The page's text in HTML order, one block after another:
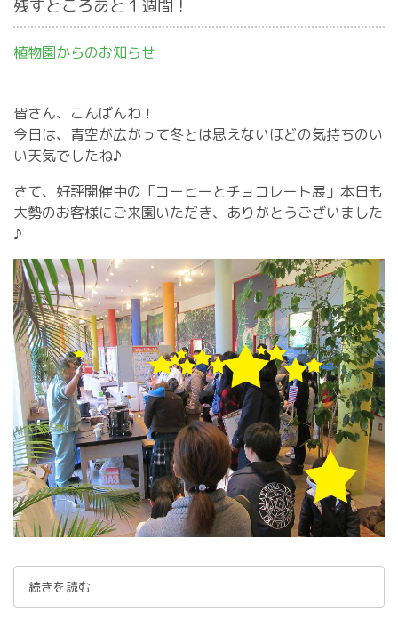
残すところあと１週間！
植物園からのお知らせ
皆さん、こんばんわ！
今日は、青空が広がって冬とは思えないほどの気持ちのい
い天気でしたね♪
さて、好評開催中の「コーヒーとチョコレート展」本日も
大勢のお客様にご来園いただき、ありがとうございました
♪
続きを読む